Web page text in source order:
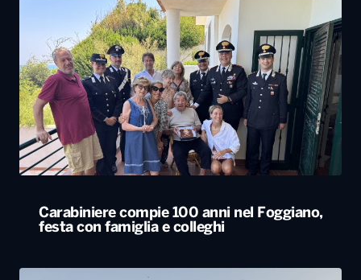
Carabiniere compie 100 anni nel Foggiano,
festa con famiglia e colleghi